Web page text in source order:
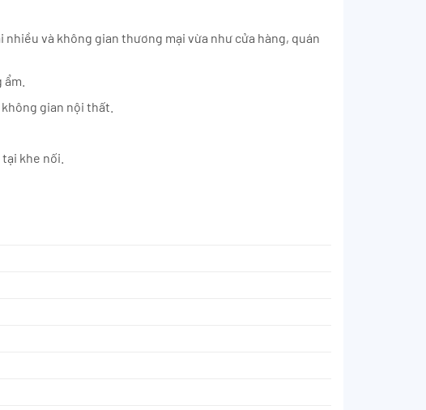
và không gian thương mại vừa như cửa hàng, quán
gian nội thất.
khe nối.